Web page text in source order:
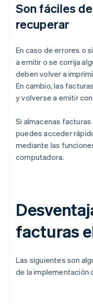
Son fáciles
recuperar
En caso de errores o
a emitir o se corrija
deben volver a
En cambio, las
y volverse a emitir
Si almacenas
puedes acceder
mediante las
computadora.
facturas
Las siguientes son
de la implementación